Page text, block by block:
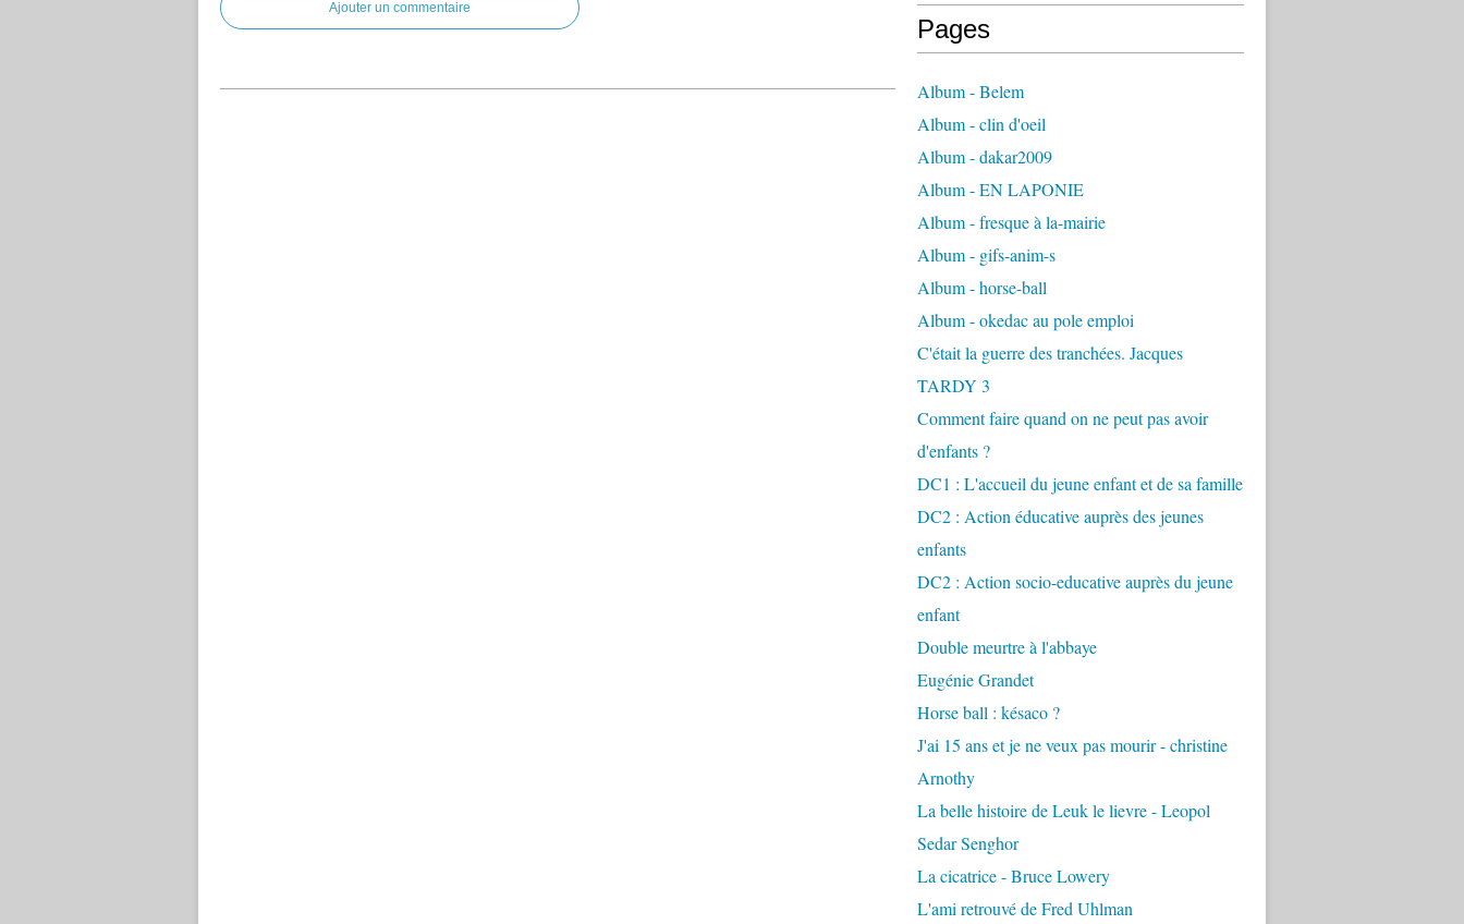
Ajouter un commentaire
Pages
Album - Belem
Album - clin d'oeil
Album - dakar2009
Album - EN LAPONIE
Album - fresque à la-mairie
Album - gifs-anim-s
Album - horse-ball
Album - okedac au pole emploi
C'était la guerre des tranchées. Jacques
TARDY 3
Comment faire quand on ne peut pas avoir
d'enfants ?
DC1 : L'accueil du jeune enfant et de sa famille
DC2 : Action éducative auprès des jeunes
enfants
DC2 : Action socio-educative auprès du jeune
enfant
Double meurtre à l'abbaye
Eugénie Grandet
Horse ball : késaco ?
J'ai 15 ans et je ne veux pas mourir - christine
Arnothy
La belle histoire de Leuk le lievre - Leopol
Sedar Senghor
La cicatrice - Bruce Lowery
L'ami retrouvé de Fred Uhlman